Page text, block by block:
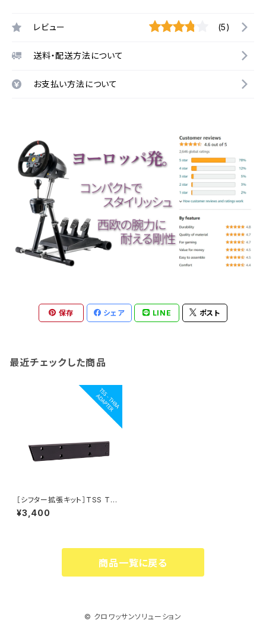
レビュー (5)
送料・配送方法について
お支払い方法について
保存 シェア LINE ポスト
最近チェックした商品
［シフター拡張キット］TSS TH8
A用アダプタプレート ［Wheel
Stand Pro（ホイールスタンドプ
¥3,400
商品一覧に戻る
© クロワッサンソリューション